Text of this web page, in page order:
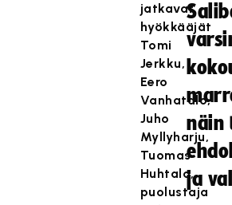
jatkavat
hyökkääjät
Tomi
Jerkku,
Eero
Vanhatalo,
Juho
Myllyharju,
Tuomas
Huhtala,
puolustaja
näin
ja